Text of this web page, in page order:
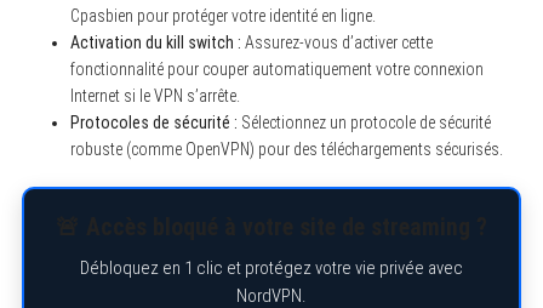
Cpasbien pour protéger votre identité en ligne.
Activation du kill switch : Assurez-vous d’activer cette
fonctionnalité pour couper automatiquement votre connexion
Internet si le VPN s’arrête.
Protocoles de sécurité : Sélectionnez un protocole de sécurité
robuste (comme OpenVPN) pour des téléchargements sécurisés.
Débloquez en 1 clic et protégez votre vie privée avec
NordVPN.